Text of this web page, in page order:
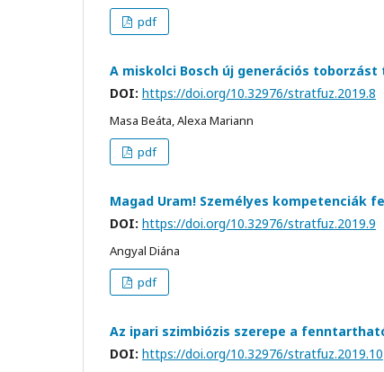
pdf
A miskolci Bosch új generációs
DOI: https://doi.org/10.32976/stratfuz.2019.8
Masa Beáta, Alexa Mariann
pdf
Magad Uram! Személyes kompetenciák
DOI: https://doi.org/10.32976/stratfuz.2019.9
Angyal Diána
pdf
Az ipari szimbiózis szerepe a
DOI: https://doi.org/10.32976/stratfuz.2019.10